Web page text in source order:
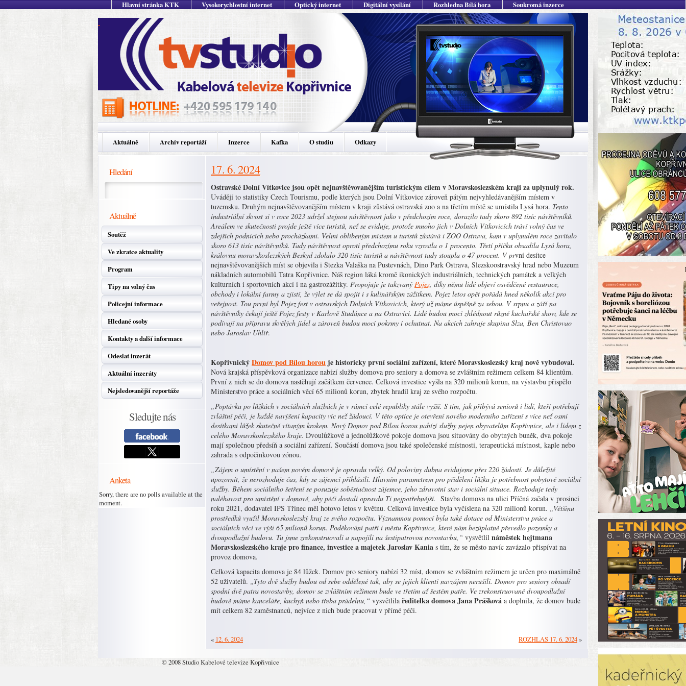
Hlavní stránka KTK Vysokorychlostní internet Optický internet Digitální vysílání Rozhledna Bílá hora Soukromá inzerce
Aktuálně Archív reportáží Inzerce Kafka O studiu Odkazy
Hledání
Aktuálně
Soutěž
Ve zkratce aktuality
Program
Tipy na volný čas
Policejní informace
Hledané osoby
Kontakty a další informace
Odeslat inzerát
Aktuální inzeráty
Nejsledovanější reportáže
Sledujte nás
Anketa
Sorry, there are no polls available at the
moment.
17. 6. 2024
Ostravské Dolní Vítkovice jsou opět nejnavštěvovanějším turistickým cílem v Moravskoslezském kraji za uplynulý rok.
Uvádějí to statistiky Czech Tourismu, podle kterých jsou Dolní Vítkovice zároveň pátým nejvyhledávanějším místem v
tuzemsku. Druhým nejnavštěvovanějším místem v kraji zůstává ostravská zoo a na třetím místě se umístila Lysá hora. Tento
industriální skvost si v roce 2023 udržel stejnou návštěvnost jako v předchozím roce, dorazilo tady skoro 892 tisíc návštěvníků.
Areálem ve skutečnosti projde ještě více turistů, než se eviduje, protože mnoho jich v Dolních Vítkovicích tráví volný čas ve
zdejších podnicích nebo procházkami. Velmi oblíbeným místem u turistů zůstává i ZOO Ostrava, kam v uplynulém roce zavítalo
skoro 613 tisíc návštěvníků. Tady návštěvnost oproti předchozímu roku vzrostla o 1 procento. Třetí příčku obsadila Lysá hora,
královnu moravskoslezských Beskyd zdolalo 320 tisíc turistů a návštěvnost tady stoupla o 47 procent. V první desítce
nejnavštěvovanějších míst se objevila i Stezka Valaška na Pustevnách, Dino Park Ostrava, Slezskoostravský hrad nebo Muzeum
nákladních automobilů Tatra Kopřivnice. Náš region láká kromě ikonických industriálních, technických památek a velkých
kulturních i sportovních akcí i na gastrozážitky. Propojuje je takzvaný Pojez, díky němu lidé objeví osvědčené restaurace,
obchody i lokální farmy a zjistí, že výlet se dá spojit i s kulinářským zážitkem. Pojez letos opět pořádá hned několik akcí pro
veřejnost. Tou první byl Pojez fest v ostravských Dolních Vítkovicích, který už máme úspěšně za sebou. V srpnu a září na
návštěvníky čekají ještě Pojez festy v Karlově Studánce a na Ostravici. Lidé budou moci zhlédnout různé kuchařské show, kde se
podívají na přípravu skvělých jídel a zároveň budou moci pokrmy i ochutnat. Na akcích zahraje skupina Slza, Ben Christovao
nebo Jaroslav Uhlíř.
KopřivnickýDomov pod Bílou horou je historicky první sociální zařízení, které Moravskoslezský kraj nově vybudoval.
Nová krajská příspěvková organizace nabízí služby domova pro seniory a domova se zvláštním režimem celkem 84 klientům.
První z nich se do domova nastěhují začátkem července. Celková investice vyšla na 320 milionů korun, na výstavbu přispělo
Ministerstvo práce a sociálních věcí 65 milionů korun, zbytek hradil kraj ze svého rozpočtu.
„Poptávka po lůžkách v sociálních službách je v rámci celé republiky stále vyšší. S tím, jak přibývá seniorů i lidí, kteří potřebují
zvláštní péči, je každé navýšení kapacity víc než žádoucí. V této optice je otevření nového moderního zařízení s více než osmi
desítkami lůžek skutečně vítaným krokem. Nový Domov pod Bílou horou nabízí služby nejen obyvatelům Kopřivnice, ale i lidem z
celého Moravskoslezského kraje. Dvoulůžkové a jednolůžkové pokoje domova jsou situovány do obytných buněk, dva pokoje
mají společnou předsíň a sociální zařízení. Součástí domova jsou také společenské místnosti, terapeutická místnost, kaple nebo
zahrada s odpočinkovou zónou.
„Zájem o umístění v našem novém domově je opravdu velký. Od poloviny dubna evidujeme přes 220 žádostí. Je důležité
upozornit, že nerozhoduje čas, kdy se zájemci přihlásili. Hlavním parametrem pro přidělení lůžka je potřebnost pobytové sociální
služby. Během sociálního šetření se posuzuje soběstačnost zájemce, jeho zdravotní stav i sociální situace. Rozhoduje tedy
naléhavost pro umístění v domově, aby péči dostali opravdu Ti nejpotřebnější. Stavba domova na ulici Příčná začala v prosinci
roku 2021, dodavatel IPS Třinec měl hotovo letos v květnu. Celková investice byla vyčíslena na 320 milionů korun. „Většinu
prostředků využil Moravskoslezský kraj ze svého rozpočtu. Významnou pomocí byla také dotace od Ministerstva práce a
sociálních věcí ve výši 65 milionů korun. Poděkování patří i městu Kopřivnice, které nám bezúplatně převedlo pozemky a
dvoupodlažní budovu. Tu jsme zrekonstruovali a napojili na šestipatrovou novostavbu,“ vysvětlil náměstek hejtmana
Moravskoslezského kraje pro finance, investice a majetek Jaroslav Kania s tím, že se město navíc zavázalo přispívat na
provoz domova.
Celková kapacita domova je 84 lůžek. Domov pro seniory nabízí 32 míst, domov se zvláštním režimem je určen pro maximálně
52 uživatelů. „Tyto dvě služby budou od sebe oddělené tak, aby se jejich klienti navzájem nerušili. Domov pro seniory obsadí
spodní dvě patra novostavby, domov se zvláštním režimem bude ve třetím až šestém patře. Ve zrekonstruované dvoupodlažní
budově máme kanceláře, kuchyň nebo třeba prádelnu,“ vysvětlila ředitelka domova Jana Prášková a doplnila, že domov bude
mít celkem 82 zaměstnanců, nejvíce z nich bude pracovat v přímé péči.
« 12. 6. 2024 ROZHLAS 17. 6. 2024»
© 2008 Studio Kabelové televize Kopřivnice